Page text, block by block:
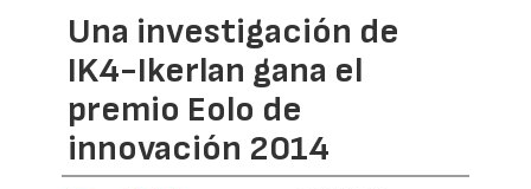
Una investigación de
IK4-Ikerlan gana el
premio Eolo de
innovación 2014